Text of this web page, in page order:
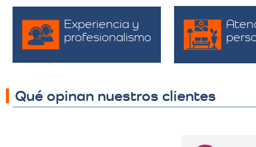
Experiencia y
profesionalismo
Qué opinan nuestros clientes